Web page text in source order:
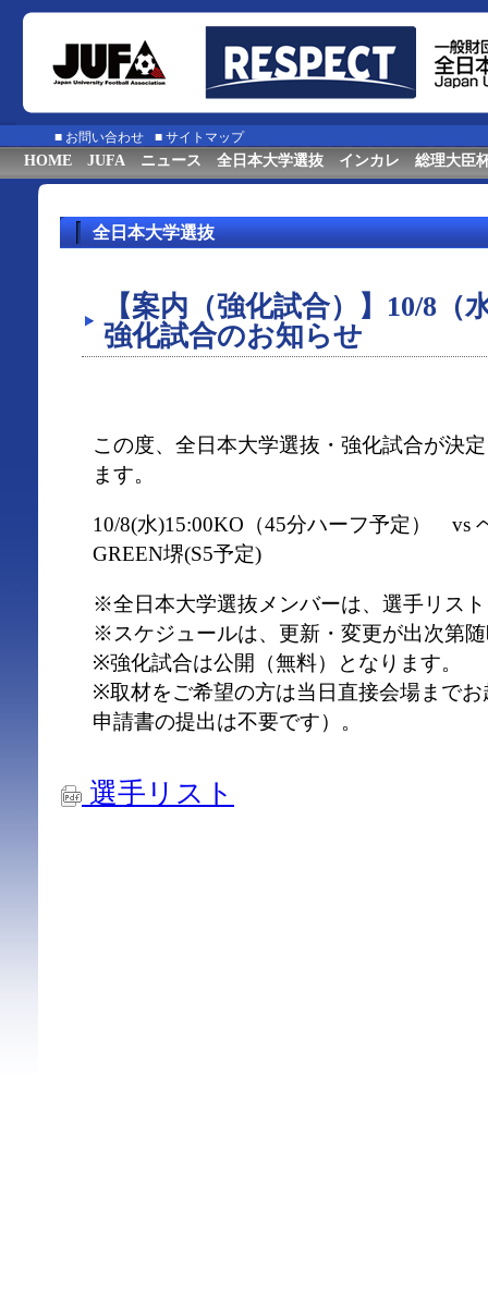
■ お問い合わせ ■ サイトマップ
HOME JUFA ニュース 全日本大学選抜 インカレ 総理大臣
全日本大学選抜
【案内（強化試合）】10/8（
強化試合のお知らせ
この度、全日本大学選抜・強化試合が決
ます。
10/8(水)15:00KO（45分ハーフ予定） vs
GREEN堺(S5予定)
※全日本大学選抜メンバーは、選手リス
※スケジュールは、更新・変更が出次第
※強化試合は公開（無料）となります。
※取材をご希望の方は当日直接会場まで
申請書の提出は不要です）。
選手リスト